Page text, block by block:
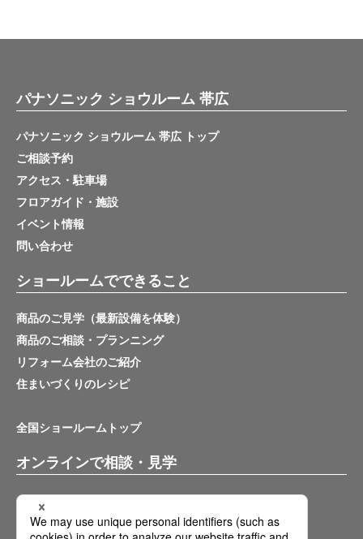
パナソニック ショウルーム 帯広
パナソニック ショウルーム 帯広 トップ
ご相談予約
アクセス・駐車場
フロアガイド・施設
イベント情報
問い合わせ
ショールームでできること
商品のご見学（最新設備を体験）
商品のご相談・プランニング
リフォーム会社のご紹介
住まいづくりのレシピ
全国ショールームトップ
オンラインで相談・見学
バーチャルショールーム
オンライン相談サービス